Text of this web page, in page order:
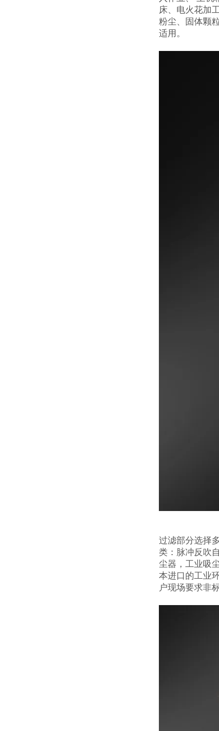
床、电火花加
粉尘、固体颗
适用。
过滤部分选择
类：脉冲反吹
尘器，工业吸
本进口的工业
户现场要求非